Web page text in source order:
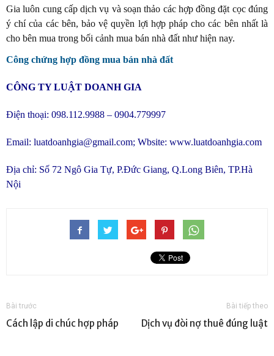
Gia luôn cung cấp dịch vụ và soạn thảo các hợp đồng đặt cọc đúng
ý chí của các bên, bảo vệ quyền lợi hợp pháp cho các bên nhất là
cho bên mua trong bối cảnh mua bán nhà đất như hiện nay.
Công chứng hợp đồng mua bán nhà đất
CÔNG TY LUẬT DOANH GIA
Điện thoại: 098.112.9988 – 0904.779997
Email: luatdoanhgia@gmail.com; Wbsite: www.luatdoanhgia.com
Địa chỉ: Số 72 Ngô Gia Tự, P.Đức Giang, Q.Long Biên, TP.Hà
Nội
Bài trước
Cách lập di chúc hợp pháp
Bài tiếp theo
Dịch vụ đòi nợ thuê đúng luật